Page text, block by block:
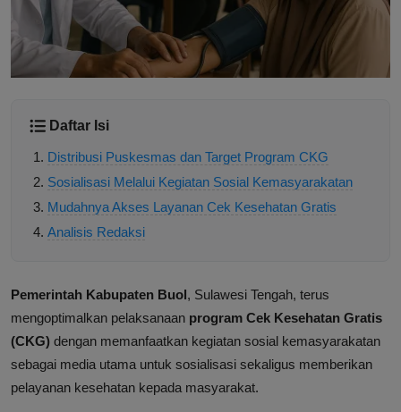
Daftar Isi
Distribusi Puskesmas dan Target Program CKG
Sosialisasi Melalui Kegiatan Sosial Kemasyarakatan
Mudahnya Akses Layanan Cek Kesehatan Gratis
Analisis Redaksi
Pemerintah Kabupaten Buol, Sulawesi Tengah, terus
mengoptimalkan pelaksanaan program Cek Kesehatan Gratis
(CKG) dengan memanfaatkan kegiatan sosial kemasyarakatan
sebagai media utama untuk sosialisasi sekaligus memberikan
pelayanan kesehatan kepada masyarakat.